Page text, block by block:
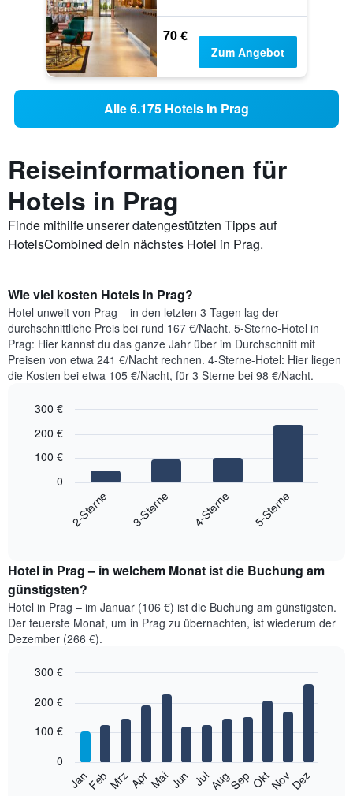
70 €
Zum Angebot
Alle 6.175 Hotels in Prag
Reiseinformationen für
Hotels in Prag
Finde mithilfe unserer datengestützten Tipps auf
HotelsCombined dein nächstes Hotel in Prag.
Wie viel kosten Hotels in Prag?
Hotel unweit von Prag – in den letzten 3 Tagen lag der
durchschnittliche Preis bei rund 167 €/Nacht. 5-Sterne-Hotel in
Prag: Hier kannst du das ganze Jahr über im Durchschnitt mit
Preisen von etwa 241 €/Nacht rechnen. 4-Sterne-Hotel: Hier liegen
die Kosten bei etwa 105 €/Nacht, für 3 Sterne bei 98 €/Nacht.
chart
with
folgende
den
durchschnittlichen
Preis
für
ein
Doppelzimmer
letzten
Tage,
nach
Diagramm
graphic.
2-Sterne 3-Sterne 4-Sterne 5-Sterne
0
100 €
200 €
300 €
Hotel in Prag – in welchem Monat ist die Buchung am
günstigsten?
Hotel in Prag – im Januar (106 €) ist die Buchung am günstigsten.
Der teuerste Monat, um in Prag zu übernachten, ist wiederum der
Dezember (266 €).
chart
12
bars.
folgende
graphic.
JanFebMrzAprMaiJun JulAugSep OktNovDez
0
100 €
200 €
300 €